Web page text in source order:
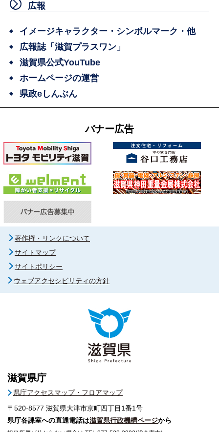
広報
イメージキャラクター・シンボルマーク・他
広報誌「滋賀プラスワン」
滋賀県公式YouTube
ホームページの運営
県政eしんぶん
バナー広告
著作権・リンクについて
サイトマップ
サイトポリシー
ウェブアクセシビリティの方針
滋賀県庁
県庁アクセスマップ・フロアマップ
〒520-8577 滋賀県大津市京町四丁目1番1号
県庁各課室への直通電話は滋賀県行政機構ページから